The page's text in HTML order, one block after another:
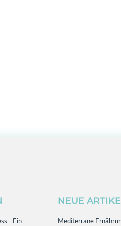
- Ein
NEUE
Mediterrane